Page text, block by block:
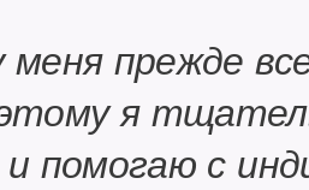
прежде
я
помогаю с